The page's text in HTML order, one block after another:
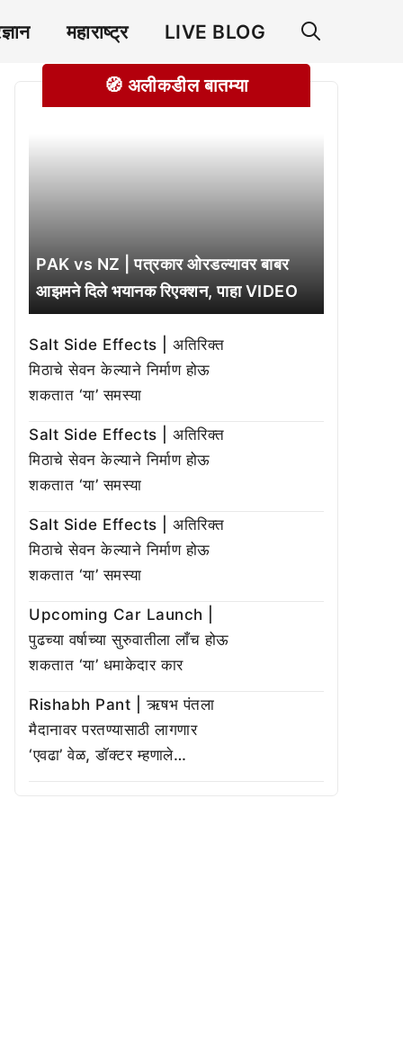
महाराष्ट्र LIVE BLOG
🧭 अलीकडील बातम्या
PAK vs NZ | पत्रकार ओरडल्यावर बाबर
आझमने दिले भयानक रिएक्शन, पाहा VIDEO
Salt Side Effects | अतिरिक्त
मिठाचे सेवन केल्याने निर्माण होऊ
शकतात ‘या’ समस्या
Salt Side Effects | अतिरिक्त
मिठाचे सेवन केल्याने निर्माण होऊ
शकतात ‘या’ समस्या
Salt Side Effects | अतिरिक्त
मिठाचे सेवन केल्याने निर्माण होऊ
शकतात ‘या’ समस्या
Upcoming Car Launch |
पुढच्या वर्षाच्या सुरुवातीला लाँच होऊ
शकतात ‘या’ धमाकेदार कार
Rishabh Pant | ऋषभ पंतला
मैदानावर परतण्यासाठी लागणार
‘एवढा’ वेळ, डॉक्टर म्हणाले…